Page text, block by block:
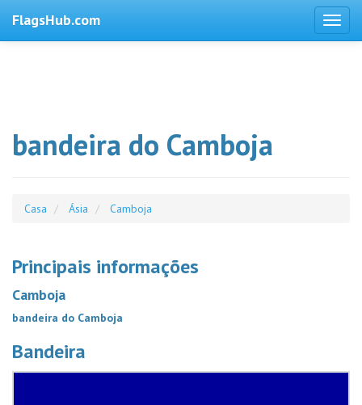
FlagsHub.com
bandeira do Camboja
Casa Ásia Camboja
Principais informações
Camboja
bandeira do Camboja
Bandeira